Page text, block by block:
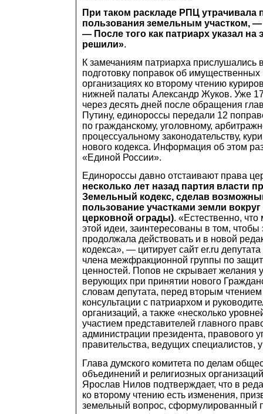
При таком раскладе РПЦ утрачивала
пользования земельным участком, —
— После того как патриарх указал на
решили».
К замечаниям патриарха прислушались
подготовку поправок об
организациях ко второму чтению
нижней палаты Александр Жуков. Уже
через десять дней после обращения
Путину, единороссы передали 12
по гражданскому, уголовному,
процессуальному законодательству,
нового кодекса. Информация об этом
«Единой России».
Единороссы давно отстаивают права
несколько лет назад партия власти
Земельный кодекс, сделав
пользование участками земли
церковной ограды). «Естественно,
этой идеи, заинтересованы в том, чтобы
продолжала действовать и в новой
кодекса», — цитирует сайт er.ru
члена межфракционной группы по
ценностей. Попов не скрывает желания
верующих при принятии нового
словам депутата, перед вторым
консультации с патриархом и
организаций, а также «несколько
участием представителей главного
администрации президента, правового
правительства, ведущих специалистов,
Глава думского комитета по делам
объединений и религиозных
Ярослав Нилов подтверждает, что в
ко второму чтению есть изменения,
земельный вопрос, сформулированный